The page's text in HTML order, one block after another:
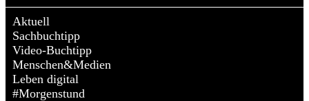
Aktuell
Sachbuchtipp
Video-Buchtipp
Menschen&Medien
Leben digital
#Morgenstund